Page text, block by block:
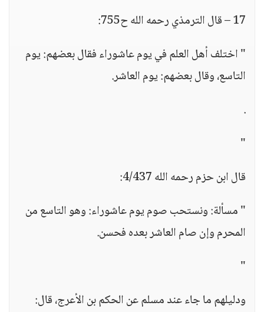
17 – قال الترمذي رحمه الله ح755:
" اختلف أهل العلم في يوم عاشوراء فقال بعضهم: يوم
التاسع، وقال بعضهم: يوم العاشر.
.
"
قال ابن حزم رحمه الله 4/437:
" مسألة: ونستحب صوم يوم عاشوراء: وهو التاسع من
المحرم وإن صام العاشر بعده فحسن.
"
ودليلهم ما جاء عند مسلم عن الحكم بن الأعرج، قال: